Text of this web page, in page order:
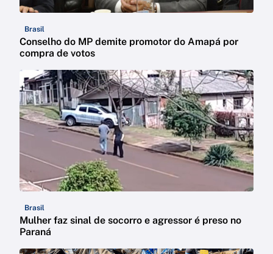
Brasil
Conselho do MP demite promotor do Amapá por
compra de votos
Brasil
Mulher faz sinal de socorro e agressor é preso no
Paraná